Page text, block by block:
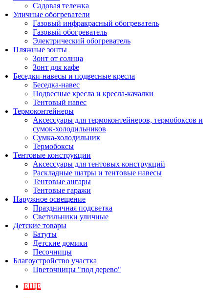
Садовая тележка
Уличные обогреватели
Газовый инфракрасный обогреватель
Газовый обогреватель
Электрический обогреватель
Пляжные зонты
Зонт от солнца
Зонт для кафе
Беседки-навесы и подвесные кресла
Беседка-навес
Подвесные кресла и кресла-качалки
Тентовый навес
Термоконтейнеры
Аксессуары для термоконтейнеров, термобоксов и
сумок-холодильников
Сумка-холодильник
Термобоксы
Тентовые конструкции
Аксессуары для тентовых конструкций
Раскладные шатры и тентовые навесы
Тентовые ангары
Тентовые гаражи
Наружное освещение
Праздничная подсветка
Светильники уличные
Детские товары
Батуты
Детские домики
Песочницы
Благоустройство участка
Цветочницы "под дерево"
ЕЩЕ